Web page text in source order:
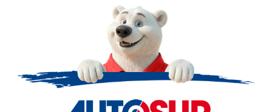
roues, quad, voiturette, voiture sans permis)
• le pré-contrôle contrôle technique ou contrôle technique
N’attendez plus pour votre sécurité et faire vérifier votre
véhicule : Prenez RDV dans votrecentre de contrôle
technique.
A très bientôt chez
*Prestation à vérifier auprès du centre